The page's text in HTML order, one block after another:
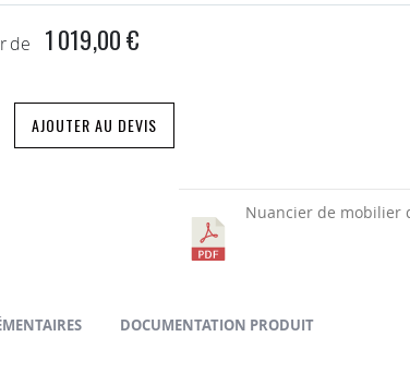
de 1 019,00 €
AJOUTER AU DEVIS
Nuancier de mobilier
DOCUMENTATION PRODUIT